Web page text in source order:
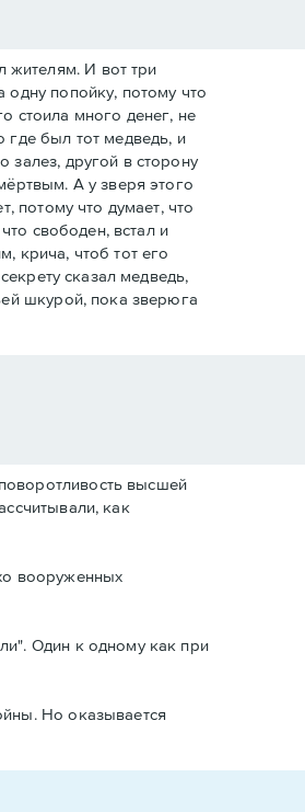
жителям. И вот три
попойку, потому что
стоила много денег, не
где был тот медведь, и
другой в сторону
А у зверя этого
потому что думает, что
свободен, встал и
крича, чтоб тот его
сказал медведь,
шкурой, пока зверюга
высшей
как
вооруженных
Один к одному как при
Но оказывается